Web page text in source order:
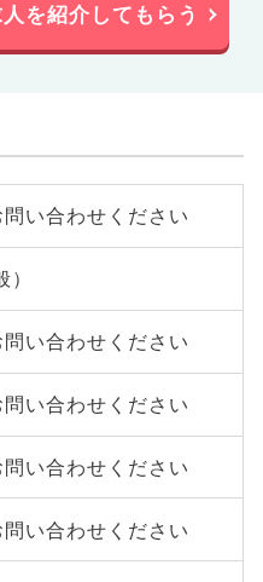
を紹介してもらう
い合わせください
い合わせください
い合わせください
い合わせください
い合わせください